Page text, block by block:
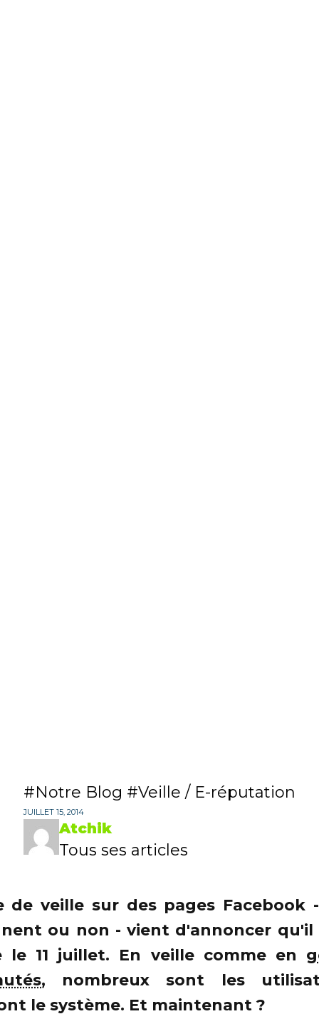
Notre Blog Veille / E-réputation
JUILLET 15, 2014
Atchik
Tous ses articles
de veille sur des pages Facebook
ou non - vient d'annoncer qu'il
le 11 juillet. En veille comme en
, nombreux sont les
le système. Et maintenant ?